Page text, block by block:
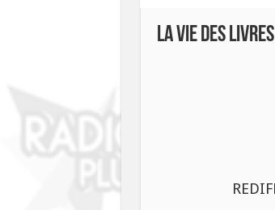
La Vie des